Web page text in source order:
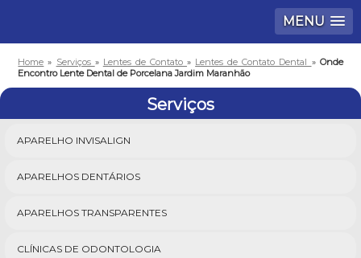
MENU
Home » Serviços » Lentes de Contato» Lentes de Contato Dental » Onde
Encontro Lente Dental de Porcelana Jardim Maranhão
Serviços
APARELHO INVISALIGN
APARELHOS DENTÁRIOS
APARELHOS TRANSPARENTES
CLÍNICAS DE ODONTOLOGIA